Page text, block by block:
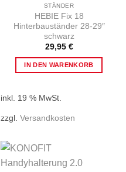
STÄNDER
HEBIE Fix 18
Hinterbauständer 28-29″
schwarz
29,95 €
IN DEN WARENKORB
inkl. 19 % MwSt.
zzgl. Versandkosten